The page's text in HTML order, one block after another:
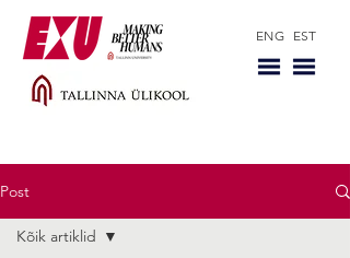
ENG EST
Post
Kõik artiklid